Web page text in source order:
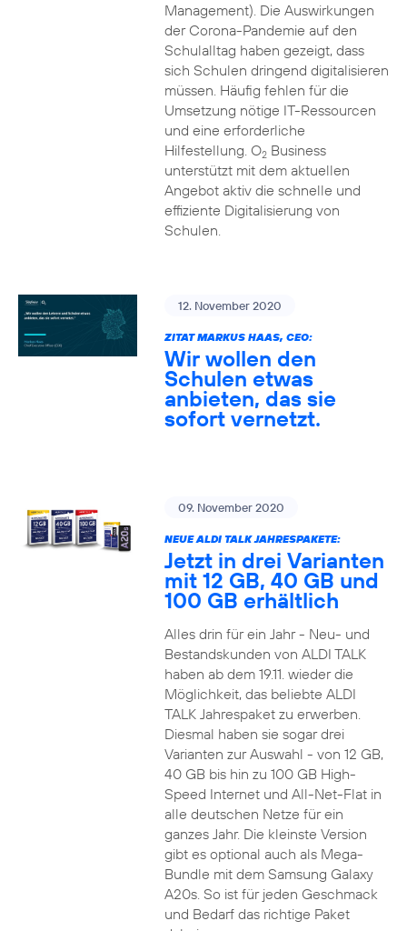
Management). Die Auswirkungen
der Corona-Pandemie auf den
Schulalltag haben gezeigt, dass
sich Schulen dringend digitalisieren
müssen. Häufig fehlen für die
Umsetzung nötige IT-Ressourcen
und eine erforderliche
Hilfestellung. O2Business
unterstützt mit dem aktuellen
Angebot aktiv die schnelle und
effiziente Digitalisierung von
Schulen.
12. November 2020
ZITAT MARKUS HAAS, CEO:
Wir wollen den
Schulen etwas
anbieten, das sie
sofort vernetzt.
09. November 2020
NEUE ALDI TALK JAHRESPAKETE:
Jetzt in drei Varianten
mit 12 GB, 40 GB und
100 GB erhältlich
Alles drin für ein Jahr - Neu- und
Bestandskunden von ALDI TALK
haben ab dem 19.11. wieder die
Möglichkeit, das beliebte ALDI
TALK Jahrespaket zu erwerben.
Diesmal haben sie sogar drei
Varianten zur Auswahl - von 12 GB,
40 GB bis hin zu 100 GB High-
Speed Internet und All-Net-Flat in
alle deutschen Netze für ein
ganzes Jahr. Die kleinste Version
gibt es optional auch als Mega-
Bundle mit dem Samsung Galaxy
A20s. So ist für jeden Geschmack
und Bedarf das richtige Paket